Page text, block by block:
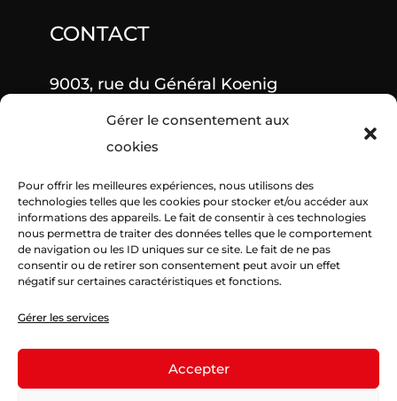
Gérer le consentement aux
cookies
Pour offrir les meilleures expériences, nous utilisons des
technologies telles que les cookies pour stocker et/ou accéder aux
informations des appareils. Le fait de consentir à ces technologies
nous permettra de traiter des données telles que le comportement
de navigation ou les ID uniques sur ce site. Le fait de ne pas
consentir ou de retirer son consentement peut avoir un effet
négatif sur certaines caractéristiques et fonctions.
Gérer les services
Accepter
CONTACT
9003, rue du Général Koenig
27500 Pont-Audemer
18h
Samedi 10h-12h
02 27 36 91 10
06 26 91 05 07
didier.morice65@orange.fr